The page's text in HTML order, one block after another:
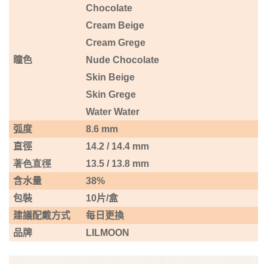
瞳色
Chocolate
Cream Beige
Cream Grege
Nude Chocolate
Skin Beige
Skin Grege
Water Water
弧度
8.6 mm
直徑
著色直徑
14.2 / 14.4 mm
13.5 / 13.8 mm
含水量
38%
包裝
10片/盒
建議配戴方式
每日更換
品牌
LILMOON